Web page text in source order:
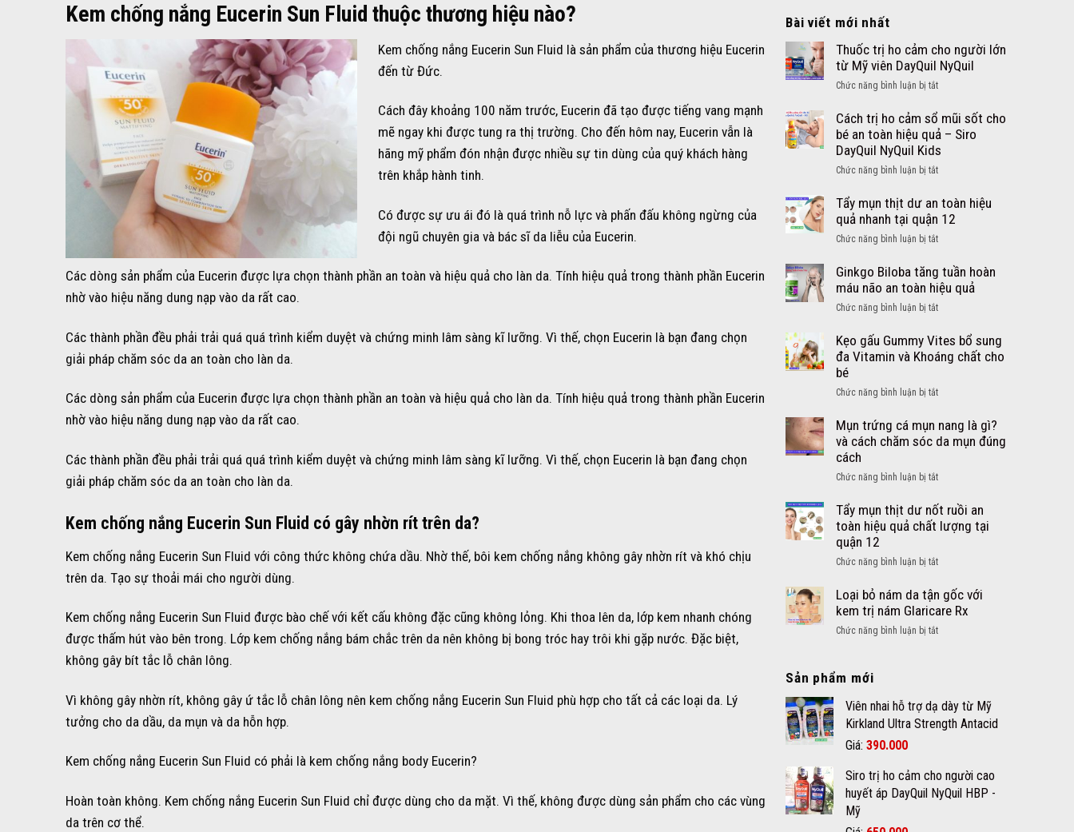
Kem chống nắng Eucerin Sun Fluid thuộc thương hiệu nào?
Kem chống nắng Eucerin Sun Fluid là sản phẩm của thương hiệu Eucerin
đến từ Đức.
Cách đây khoảng 100 năm trước, Eucerin đã tạo được tiếng vang mạnh
mẽ ngay khi được tung ra thị trường. Cho đến hôm nay, Eucerin vẫn là
hãng mỹ phẩm đón nhận được nhiều sự tin dùng của quý khách hàng
trên khắp hành tinh.
Có được sự ưu ái đó là quá trình nỗ lực và phấn đấu không ngừng của
đội ngũ chuyên gia và bác sĩ da liễu của Eucerin.
Các dòng sản phẩm của Eucerin được lựa chọn thành phần an toàn và hiệu quả cho làn da. Tính hiệu quả trong thành phần Eucerin
nhờ vào hiệu năng dung nạp vào da rất cao.
Các thành phần đều phải trải quá quá trình kiểm duyệt và chứng minh lâm sàng kĩ lưỡng. Vì thế, chọn Eucerin là bạn đang chọn
giải pháp chăm sóc da an toàn cho làn da.
Các dòng sản phẩm của Eucerin được lựa chọn thành phần an toàn và hiệu quả cho làn da. Tính hiệu quả trong thành phần Eucerin
nhờ vào hiệu năng dung nạp vào da rất cao.
Các thành phần đều phải trải quá quá trình kiểm duyệt và chứng minh lâm sàng kĩ lưỡng. Vì thế, chọn Eucerin là bạn đang chọn
giải pháp chăm sóc da an toàn cho làn da.
Kem chống nắng Eucerin Sun Fluid có gây nhờn rít trên da?
Kem chống nắng Eucerin Sun Fluid với công thức không chứa dầu. Nhờ thế, bôi kem chống nắng không gây nhờn rít và khó chịu
trên da. Tạo sự thoải mái cho người dùng.
Kem chống nắng Eucerin Sun Fluid được bào chế với kết cấu không đặc cũng không lỏng. Khi thoa lên da, lớp kem nhanh chóng
được thấm hút vào bên trong. Lớp kem chống nắng bám chắc trên da nên không bị bong tróc hay trôi khi gặp nước. Đặc biệt,
không gây bít tắc lỗ chân lông.
Vì không gây nhờn rít, không gây ứ tắc lỗ chân lông nên kem chống nắng Eucerin Sun Fluid phù hợp cho tất cả các loại da. Lý
tưởng cho da dầu, da mụn và da hỗn hợp.
Kem chống nắng Eucerin Sun Fluid có phải là kem chống nắng body Eucerin?
Hoàn toàn không. Kem chống nắng Eucerin Sun Fluid chỉ được dùng cho da mặt. Vì thế, không được dùng sản phẩm cho các vùng
da trên cơ thể.
Bài viết mới nhất
Thuốc trị ho cảm cho người lớn
từ Mỹ viên DayQuil NyQuil
Chức năng bình luận bị tắtở
trị
ho
cảm
người
từ
Mỹ
viên
NyQuil
Cách trị ho cảm sổ mũi sốt cho
bé an toàn hiệu quả – Siro
DayQuil NyQuil Kids
Chức năng bình luận bị tắtở
trị
ho
sổ
sốt
cho
bé
toàn
hiệu
quả
Siro
NyQuil
Kids
Tẩy mụn thịt dư an toàn hiệu
quả nhanh tại quận 12
Chức năng bình luận bị tắtở
mụn
thịt
an
hiệu
quả
tại
12
Ginkgo Biloba tăng tuần hoàn
máu não an toàn hiệu quả
Chức năng bình luận bị tắtở
Biloba
tăng
máu
an
toàn
quả
Kẹo gấu Gummy Vites bổ sung
đa Vitamin và Khoáng chất cho
bé
Chức năng bình luận bị tắtở
gấu
Gummy
sung
Vitamin
và
chất
Mụn trứng cá mụn nang là gì?
và cách chăm sóc da mụn đúng
cách
Chức năng bình luận bị tắtở
trứng
cá
là
và
cách
chăm
cách
Tẩy mụn thịt dư nốt ruồi an
toàn hiệu quả chất lượng tại
quận 12
Chức năng bình luận bị tắtở
mụn
thịt
nốt
quả
chất
quận
12
Loại bỏ nám da tận gốc với
kem trị nám Glaricare Rx
Chức năng bình luận bị tắtở
tận
gốc
nám
Glaricare
Sản phẩm mới
Viên nhai hỗ trợ dạ dày từ Mỹ
Kirkland Ultra Strength Antacid
Giá: Giá
là:
420.000₫.
390.000Giá
tại
là:
Siro trị ho cảm cho người cao
huyết áp DayQuil NyQuil HBP -
Mỹ